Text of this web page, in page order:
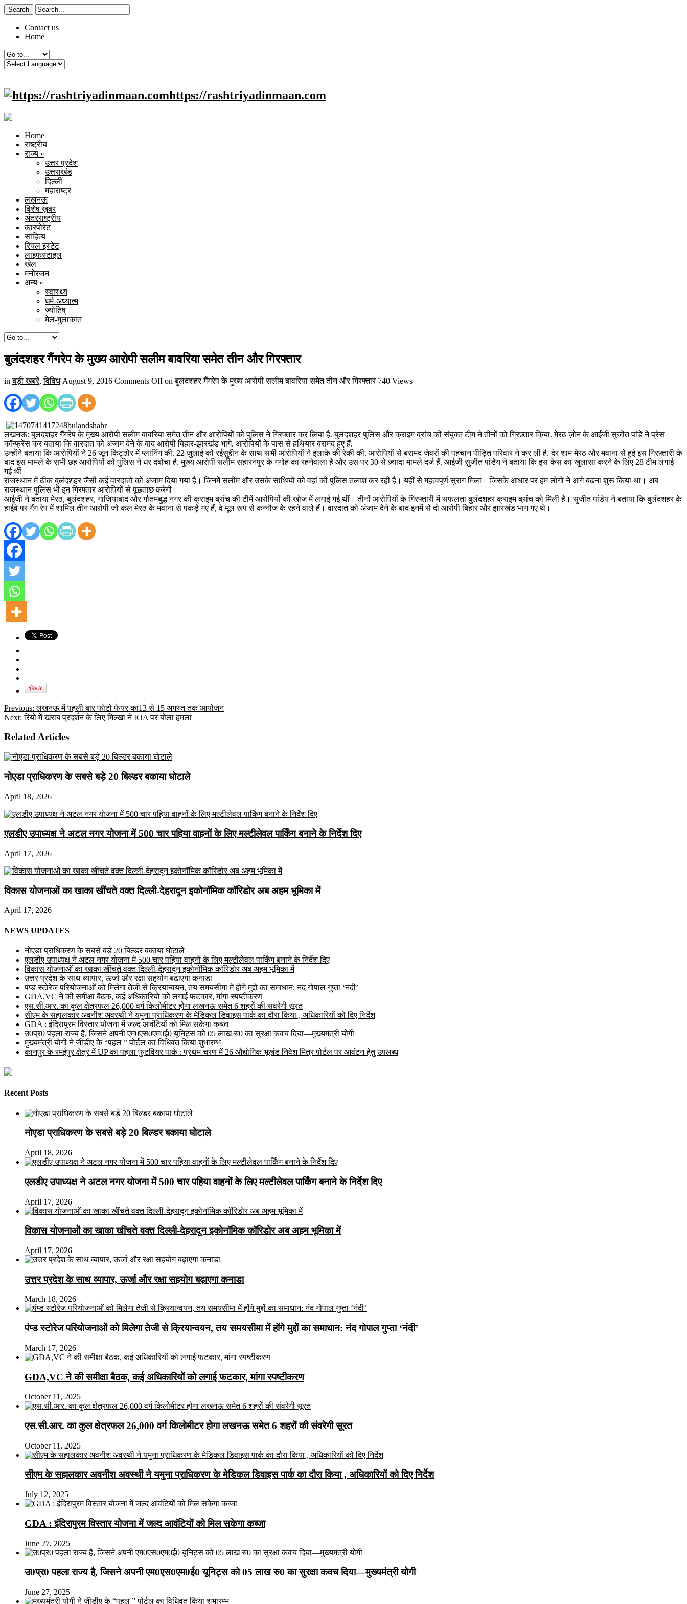
Contact us
Home
https://rashtriyadinmaan.com
Home
राष्ट्रीय
राज्य »
उत्तर प्रदेश
उत्तराखंड
दिल्ली
महाराष्ट्र
लखनऊ
विशेष ख़बर
अंतरराष्ट्रीय
कारपोरेट
साहित्य
रियल इस्टेट
लाइफस्टाइल
खेल
मनोरंजन
अन्य »
स्वास्थ्य
धर्म-अध्यात्म
ज्योतिष्
मेल-मुलाकात
बुलंदशहर गैंगरेप के मुख्य आरोपी सलीम बावरिया समेत तीन और गिरफ्तार
inबड़ी खबरें,विविध August 9, 2016 Comments Offon बुलंदशहर गैंगरेप के मुख्य आरोपी सलीम बावरिया समेत तीन और गिरफ्तार 740 Views
लखनऊ: बुलंदशहर गैंगरेप के मुख्य आरोपी सलीम बावरिया समेत तीन और आरोपियों को पुलिस ने गिरफ्तार कर लिया है. बुलंदशहर पुलिस और क्राइम ब्रांच की संयुक्त टीम ने तीनों को गिरफ़्तार किया. मेरठ ज़ोन के आईजी सुजीत पांडे ने प्रेस
कॉन्फ्रेंस कर बताया कि वारदात को अंजाम देने के बाद आरोपी बिहार-झारखंड भागे. आरोपियों के पास से हथियार बरामद हुए हैं.
उन्होंने बताया कि आरोपियों ने 26 जून किट्ठोर में प्लानिंग की. 22 जुलाई को रईसुद्दीन के साथ सभी आरोपियों ने इलाके की रेकी की. आरोपियों से बरामद जेवरों की पहचान पीड़ित परिवार ने कर ली है. देर शाम मेरठ और मवाना से हुई इस गिरफ़्तारी के
बाद इस मामले के सभी छह आरोपियों को पुलिस ने धर दबोचा है. मुख्य आरोपी सलीम सहारनपुर के गगोह का रहनेवाला है और उस पर 30 से ज़्यादा मामले दर्ज हैं. आईजी सुजीत पांडेय ने बताया कि इस केस का खुलासा करने के लिए 28 टीम लगाई
गई थीं।
राजस्थान में ठीक बुलंदशहर जैसी कई वारदातों को अंजाम दिया गया है। जिनमें सलीम और उसके साथियों को वहां की पुलिस तलाश कर रही है। यहीं से महत्वपूर्ण सुराग मिला। जिसके आधार पर हम लोगों ने आगे बढ़ना शुरू किया था। अब
राजस्थान पुलिस भी इन गिरफ्तार आरोपियों से पूछताछ करेगी।
आईजी ने बताया मेरठ, बुलंदशहर, गाजियाबाद और गौतमबुद्ध नगर की क्राइम ब्रांच की टीमें आरोपियों की खोज में लगाई गई थीं। तीनों आरोपियों के गिरफ्तारी में सफलता बुलंदशहर क्राइम ब्रांच को मिली है। सुजीत पांडेय ने बताया कि बुलंदशहर के
हाईवे पर गैंग रेप में शामिल तीन आरोपी जो कल मेरठ के मवाना से पकड़े गए हैं, वे मूल रूप से कन्नौज के रहने वाले हैं। वारदात को अंजाम देने के बाद इनमें से दो आरोपी बिहार और झारखंड भाग गए थे।
Previous: लखनऊ में पहली बार फोटो फेयर का13 से 15 अगस्त तक आयोजन
Next: रियो में खराब प्रदर्शन के लिए मिल्खा ने IOA पर बोला हमला
Related Articles
नोएडा प्राधिकरण के सबसे बड़े 20 बिल्डर बकाया घोटाले
April 18, 2026
एलडीए उपाध्यक्ष ने अटल नगर योजना में 500 चार पहिया वाहनों के लिए मल्टीलेवल पार्किंग बनाने के निर्देश दिए
April 17, 2026
विकास योजनाओं का खाका खींचते वक्त दिल्ली-देहरादून इकोनॉमिक कॉरिडोर अब अहम भूमिका में
April 17, 2026
NEWS UPDATES
नोएडा प्राधिकरण के सबसे बड़े 20 बिल्डर बकाया घोटाले
एलडीए उपाध्यक्ष ने अटल नगर योजना में 500 चार पहिया वाहनों के लिए मल्टीलेवल पार्किंग बनाने के निर्देश दिए
विकास योजनाओं का खाका खींचते वक्त दिल्ली-देहरादून इकोनॉमिक कॉरिडोर अब अहम भूमिका में
उत्तर प्रदेश के साथ व्यापार, ऊर्जा और रक्षा सहयोग बढ़ाएगा कनाडा
पंप्ड स्टोरेज परियोजनाओं को मिलेगा तेजी से क्रियान्वयन, तय समयसीमा में होंगे मुद्दों का समाधान: नंद गोपाल गुप्ता ‘नंदी’
GDA,VC ने की समीक्षा बैठक, कई अधिकारियों को लगाई फटकार, मांगा स्पष्टीकरण
एस.सी.आर. का कुल क्षेत्रफल 26,000 वर्ग किलोमीटर होगा लखनऊ समेत 6 शहरों की संवरेगी सूरत
सीएम के सहालकार अवनीश अवस्थी ने यमुना प्राधिकरण के मेडिकल डिवाइस पार्क का दौरा किया , अधिकारियों को दिए निर्देश
GDA : इंदिरापुरम विस्तार योजना में जल्द आवंटियों को मिल सकेगा कब्जा
उ0प्र0 पहला राज्य है, जिसने अपनी एम0एस0एम0ई0 यूनिट्स को 05 लाख रु0 का सुरक्षा कवच दिया—मुख्यमंत्री योगी
मुख्यमंत्री योगी ने जीडीए के “पहल ” पोर्टल का विधिवत किया शुभारम्भ
कानपुर के रमईपुर क्षेत्र में UP का पहला फुटवियर पार्क : प्रथम चरण में 26 औद्योगिक भूखंड निवेश मित्र पोर्टल पर आवंटन हेतु उपलब्ध
Recent Posts
नोएडा प्राधिकरण के सबसे बड़े 20 बिल्डर बकाया घोटाले
April 18, 2026
एलडीए उपाध्यक्ष ने अटल नगर योजना में 500 चार पहिया वाहनों के लिए मल्टीलेवल पार्किंग बनाने के निर्देश दिए
April 17, 2026
विकास योजनाओं का खाका खींचते वक्त दिल्ली-देहरादून इकोनॉमिक कॉरिडोर अब अहम भूमिका में
April 17, 2026
उत्तर प्रदेश के साथ व्यापार, ऊर्जा और रक्षा सहयोग बढ़ाएगा कनाडा
March 18, 2026
पंप्ड स्टोरेज परियोजनाओं को मिलेगा तेजी से क्रियान्वयन, तय समयसीमा में होंगे मुद्दों का समाधान: नंद गोपाल गुप्ता ‘नंदी’
March 17, 2026
GDA,VC ने की समीक्षा बैठक, कई अधिकारियों को लगाई फटकार, मांगा स्पष्टीकरण
October 11, 2025
एस.सी.आर. का कुल क्षेत्रफल 26,000 वर्ग किलोमीटर होगा लखनऊ समेत 6 शहरों की संवरेगी सूरत
October 11, 2025
सीएम के सहालकार अवनीश अवस्थी ने यमुना प्राधिकरण के मेडिकल डिवाइस पार्क का दौरा किया , अधिकारियों को दिए निर्देश
July 12, 2025
GDA : इंदिरापुरम विस्तार योजना में जल्द आवंटियों को मिल सकेगा कब्जा
June 27, 2025
उ0प्र0 पहला राज्य है, जिसने अपनी एम0एस0एम0ई0 यूनिट्स को 05 लाख रु0 का सुरक्षा कवच दिया—मुख्यमंत्री योगी
June 27, 2025